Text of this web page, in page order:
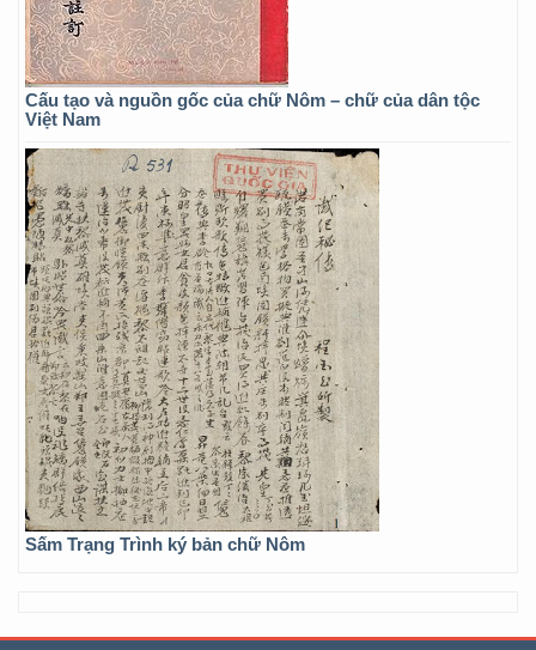
Cấu tạo và nguồn gốc của chữ Nôm – chữ của dân tộc
Việt Nam
Sấm Trạng Trình ký bản chữ Nôm